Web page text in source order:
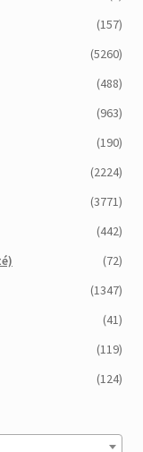
(157)
(5260)
(488)
(963)
(190)
(2224)
(3771)
(442)
(72)
(1347)
(41)
(119)
(124)